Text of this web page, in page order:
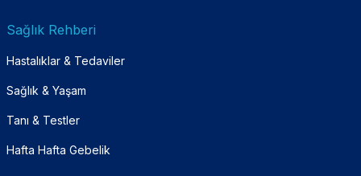
Sağlık Rehberi
Hastalıklar & Tedaviler
Sağlık & Yaşam
Tanı & Testler
Hafta Hafta Gebelik